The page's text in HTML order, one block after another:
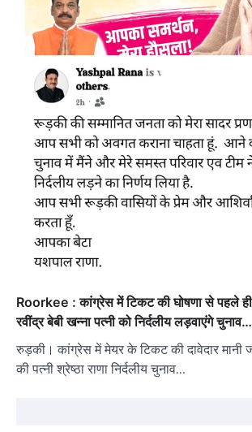
Roorkee : कांग्रेस में टिकट की घोषणा से पहले
रवींद्र बेबी खन्ना पत्नी को निर्दलीय लड़वाएंगे
रुड़की। कांग्रेस में मेयर के टिकट की दावेदार मानी
की पत्नी श्रेष्ठा राणा निर्दलीय चुनाव…